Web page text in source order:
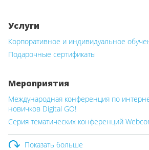
Услуги
Корпоративное и индивидуальное
Подарочные сертификаты
Мероприятия
Международная конференция по
новичков Digital GO!
Серия тематических конференций
Показать больше